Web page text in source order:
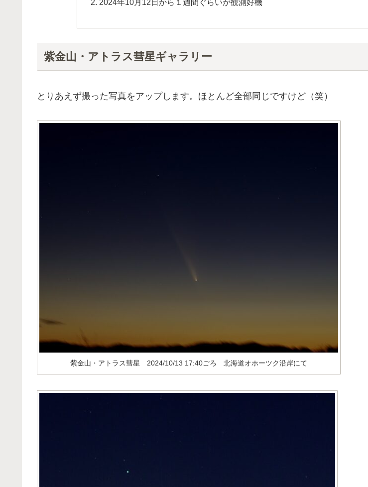
2024年10月12日から１週間ぐらいが観測好機
紫金山・アトラス彗星ギャラリー
とりあえず撮った写真をアップします。ほとんど全部同じですけど（笑）
紫金山・アトラス彗星 2024/10/13 17:40ごろ 北海道オホーツク沿岸にて